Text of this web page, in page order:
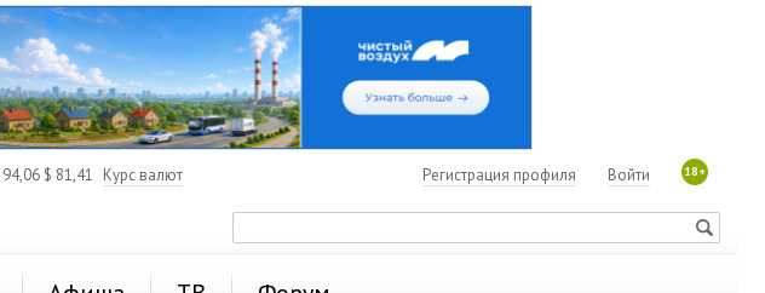
94,06 $ 81,41 Курс валют 18+
Войти
Регистрация профиля